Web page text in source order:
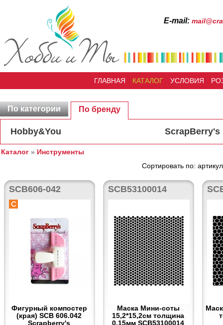
Е-mail:
ГЛАВНАЯ КАТАЛОГ УСЛОВИЯ
По категории По бренду
Hobby&You ScrapBerry's
Каталог » Инструменты
Сортировать по:
SCB606-042
Фигурный компостер
(края) SCB 606.042
Scrapberry's
SCB53100014
Маска Мини-соты
15,2*15,2см толщина
0,15мм SCB53100014